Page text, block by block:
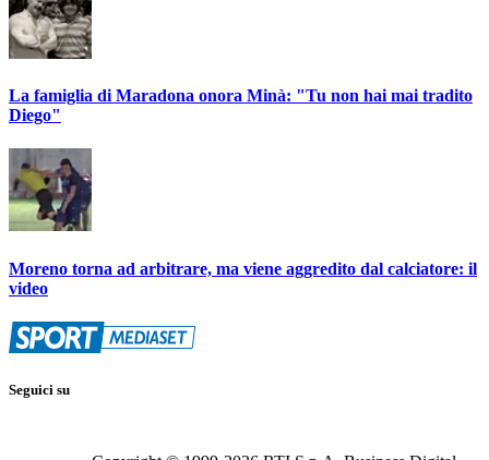
La famiglia di Maradona onora Minà: "Tu non hai mai tradito
Diego"
Moreno torna ad arbitrare, ma viene aggredito dal calciatore: il
video
Seguici su